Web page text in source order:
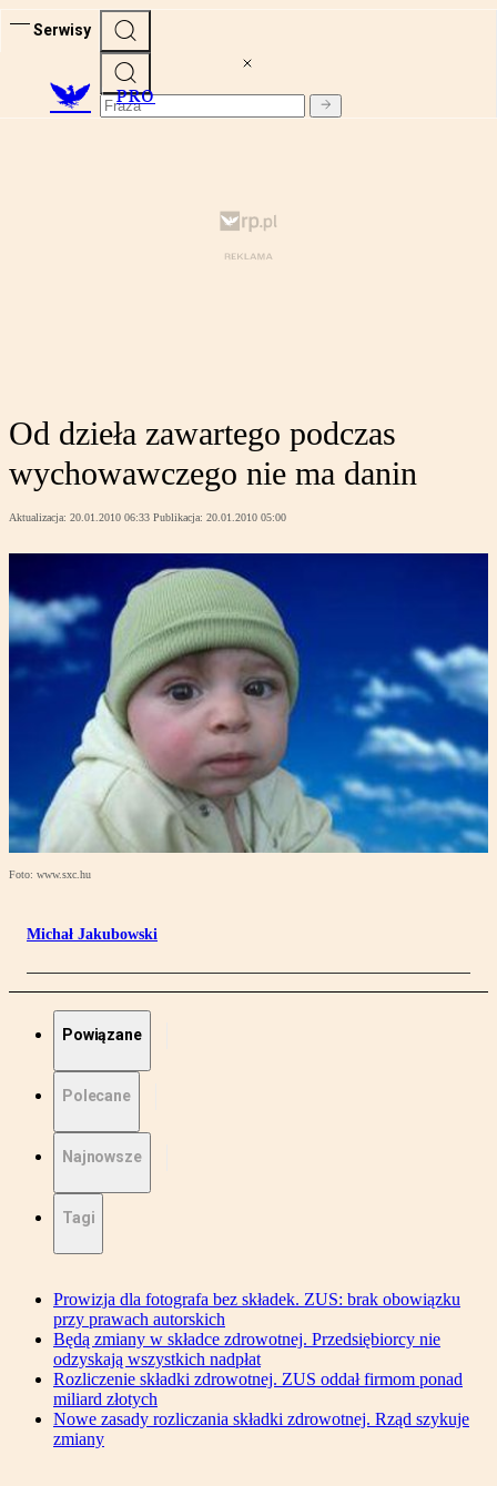
Serwisy
PRO
Od dzieła zawartego podczas
wychowawczego nie ma danin
Aktualizacja: 20.01.2010 06:33 Publikacja: 20.01.2010 05:00
Foto: www.sxc.hu
Michał Jakubowski
Powiązane
Polecane
Najnowsze
Tagi
Prowizja dla fotografa bez składek. ZUS: brak obowiązku
przy prawach autorskich
Będą zmiany w składce zdrowotnej. Przedsiębiorcy nie
odzyskają wszystkich nadpłat
Rozliczenie składki zdrowotnej. ZUS oddał firmom ponad
miliard złotych
Nowe zasady rozliczania składki zdrowotnej. Rząd szykuje
zmiany